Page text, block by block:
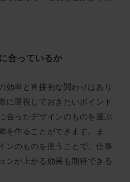
合っているか
効率と直接的な関わりはあり
に重視しておきたいポイント
合ったデザインのものを選ぶ
を作ることができます。ま
ンのものを使うことで、仕事
ンが上がる効果も期待できる